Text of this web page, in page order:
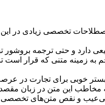
تخصصی زیادی در
دارد و حتی ترجمه
به زمینه متنی که قرار
خوبی برای تجارت در
این متن در زبان